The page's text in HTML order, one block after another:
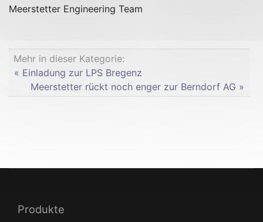
Meerstetter Engineering Team
Mehr in dieser Kategorie:
« Einladung zur LPS Bregenz
Meerstetter rückt noch enger zur Berndorf AG »
Produkte